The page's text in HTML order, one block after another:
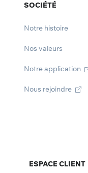
SOCIÉTÉ
Notre histoire
Nos valeurs
Notre application
Nous rejoindre
ESPACE CLIENT